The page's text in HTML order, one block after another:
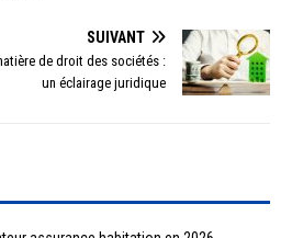
SUIVANT
de droit des sociétés :
un éclairage juridique